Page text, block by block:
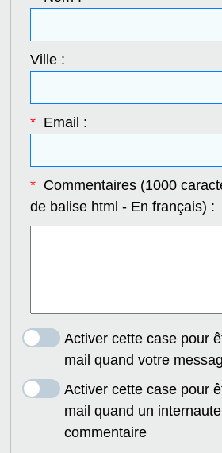
Ville :
*Email :
*Commentaires (1000
de balise html - En français) :
Activer cette case pour
mail quand votre
Activer cette case pour
mail quand un
commentaire